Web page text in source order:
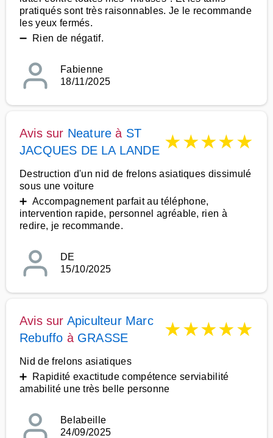
pratiqués sont très raisonnables. Je le recommande
les yeux fermés.
➖ Rien de négatif.
Fabienne
18/11/2025
Avis sur Neature à ST
JACQUES DE LA LANDE ★★★★★
Destruction d'un nid de frelons asiatiques dissimulé
sous une voiture
➕ Accompagnement parfait au téléphone,
intervention rapide, personnel agréable, rien à
redire, je recommande.
DE
15/10/2025
Avis sur Apiculteur Marc
Rebuffo à GRASSE ★★★★★
Nid de frelons asiatiques
➕ Rapidité exactitude compétence serviabilité
amabilité une très belle personne
Belabeille
24/09/2025